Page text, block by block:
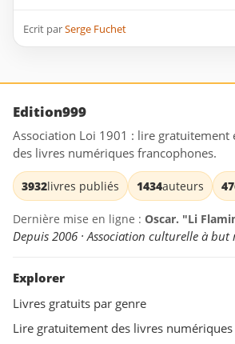
Ecrit parSerge Fuchet
Edition999
Association Loi 1901 : lire gratuitement
des livres numériques francophones.
3932livres publiés 1434auteurs
Dernière mise en ligne : Oscar. "Li
Depuis 2006 · Association culturelle à
Explorer
Livres gratuits par genre
Lire gratuitement des livres numériques